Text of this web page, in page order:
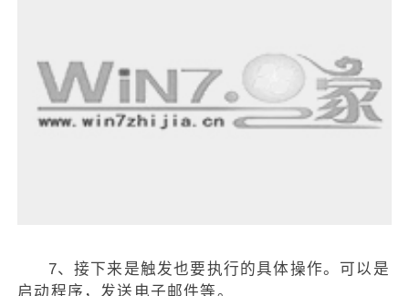
7、接下来是触发也要执行的具体操作。可以是
启动程序，发送电子邮件等。